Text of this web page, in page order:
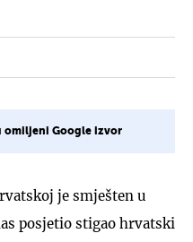
omiljeni Google izvor
je smješten u
posjetio stigao hrvatski